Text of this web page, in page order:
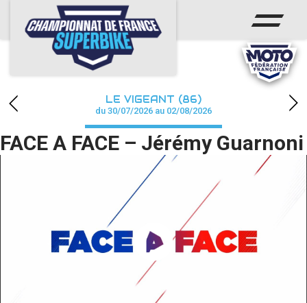
ACCUEIL
CHAMPIONNAT
CALENDRIER
RÉSULTATS
PRESSE
LE VIGEANT (86)
du 30/07/2026 au 02/08/2026
FACE A FACE – Jérémy Guarnoni